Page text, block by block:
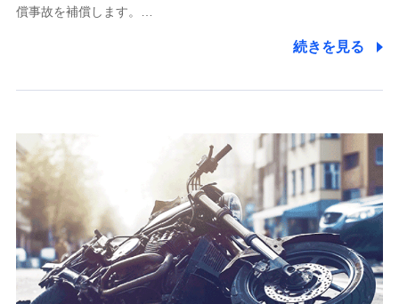
■少額短期保険
SBIリスタ少額短期保険会社
(https://www.jishin.co.jp/)
スマートプラス少額短期保険株式会社
（https://www.smartplus-insurance.com/）
チューリッヒ少額短期保険株式会社
(https://www.zurichssi.co.jp/)
Tokio Marine X少額短期保険株式会社
(https://www.tokiomarine-x.co.jp/)
ペットメディカルサポート株式会社
償事故を補償します。…
続きを見る